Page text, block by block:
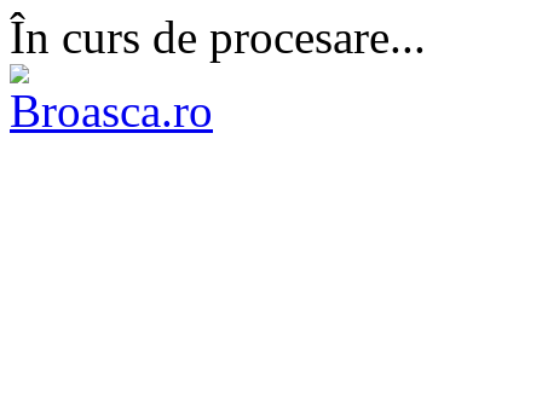
În curs de procesare...